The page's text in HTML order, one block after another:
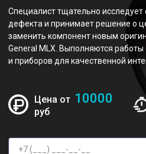
Специалист тщательно
дефекта и принимает решение о
заменить компонент новым
General MLX. Выполняются
и приборов для качественной
Цена от 10000
руб